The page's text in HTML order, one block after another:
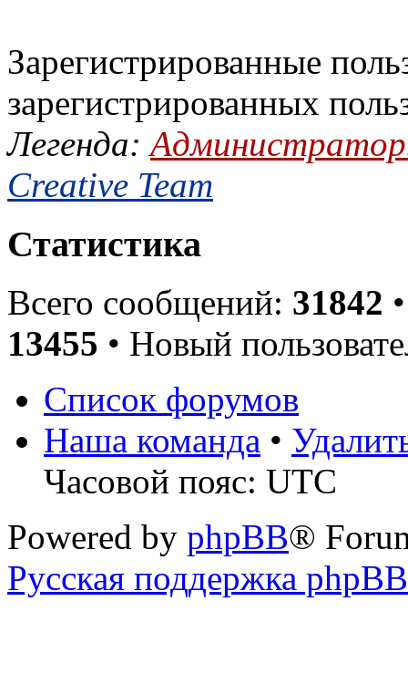
Зарегистрированные
зарегистрированных
Легенда:
Creative Team
Статистика
Всего сообщений: 31842
13455 • Новый
Список форумов
Наша команда •
Часовой пояс: UTC
Powered by phpBB®
Русская поддержка phpBB